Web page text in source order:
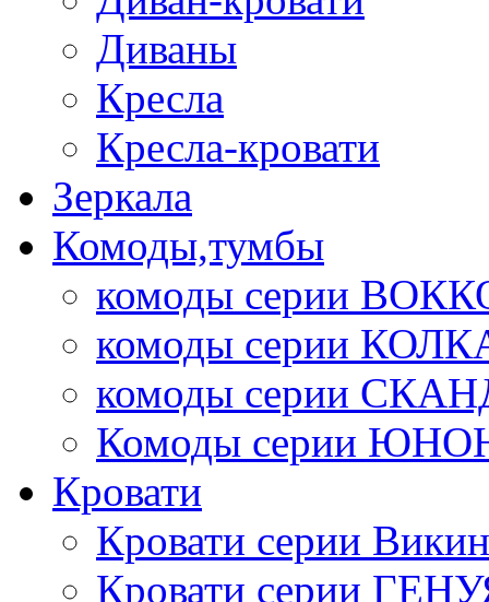
Диваны
Кресла
Кресла-кровати
Зеркала
Комоды,тумбы
комоды серии
комоды серии
комоды серии
Комоды серии
Кровати
Кровати серии
Кровати серии